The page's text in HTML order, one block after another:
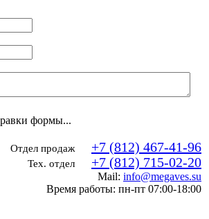
формы...
Отдел продаж +7 (812) 467-41-96
Тех. отдел +7 (812) 715-02-20
Mail: info@megaves.su
Время работы: пн-пт 07:00-18:00